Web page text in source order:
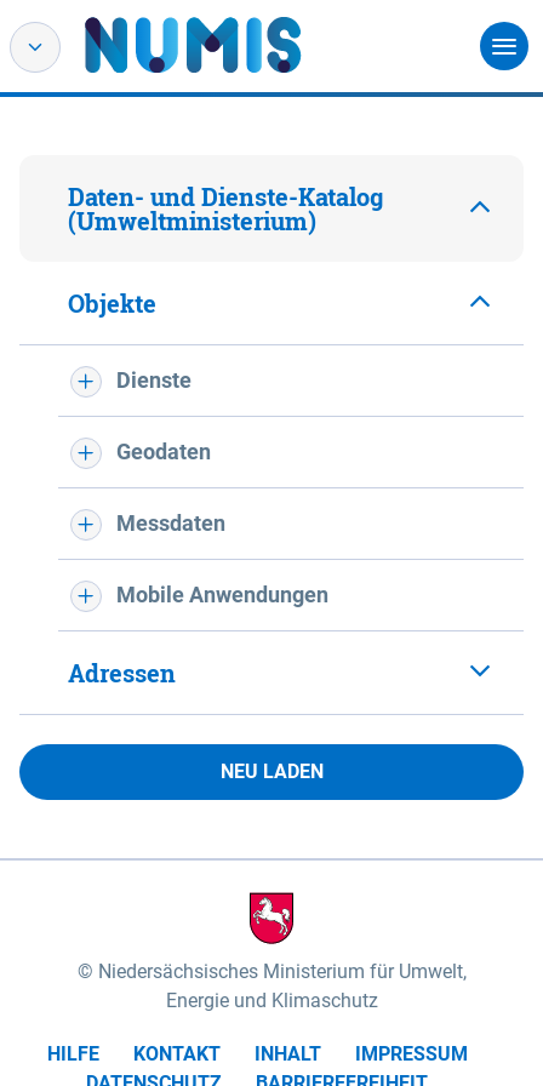
Daten- und Dienste-Katalog
(Umweltministerium)
Objekte
Dienste
Geodaten
Messdaten
Mobile Anwendungen
Adressen
NEU LADEN
Niedersächsisches Ministerium für Umwelt,
Energie und Klimaschutz
HILFE KONTAKT INHALT
IMPRESSUM